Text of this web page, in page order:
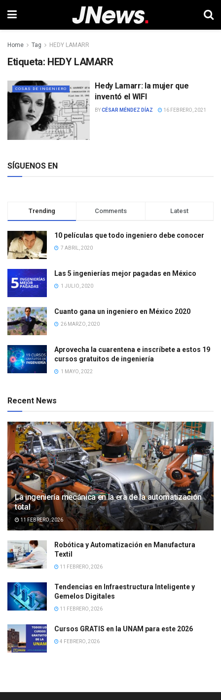
Home Tag HEDY LAMARR
Etiqueta: HEDY LAMARR
COSAS DE INGENIERO
Hedy Lamarr: la mujer que
inventó el WIFI
BYCÉSAR MÉNDEZ DÍAZ 16 FEBRERO, 2021
SÍGUENOS EN
Trending Comments Latest
10 películas que todo ingeniero debe conocer
7 ABRIL, 2020
Las 5 ingenierías mejor pagadas en México
1 JULIO, 2020
Cuanto gana un ingeniero en México 2020
26 MARZO, 2020
Aprovecha la cuarentena e inscríbete a estos 19
cursos gratuitos de ingeniería
1 MAYO, 2022
Recent News
La ingeniería mecánica en la era de la automatización
total
11 FEBRERO, 2026
Robótica y Automatización en Manufactura
Textil
11 FEBRERO, 2026
Tendencias en Infraestructura Inteligente y
Gemelos Digitales
11 FEBRERO, 2026
Cursos GRATIS en la UNAM para este 2026
4 FEBRERO, 2026